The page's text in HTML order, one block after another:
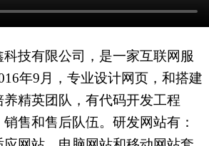
XML地图
有限公司，是一家互联网服
年9月，专业设计网页，和搭建
精英团队，有代码开发工程
售和售后队伍。研发网站有：